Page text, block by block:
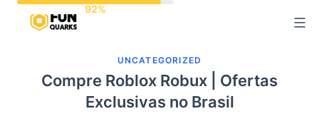
conteúdo
UNCATEGORIZED
Compre Roblox Robux | Ofertas
Exclusivas no Brasil